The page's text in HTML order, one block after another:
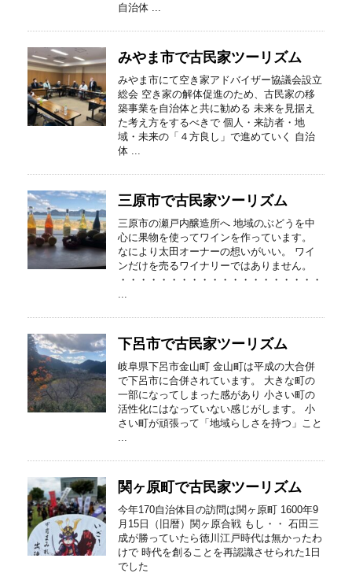
自治体 ...
みやま市で古民家ツーリズム
みやま市にて空き家アドバイザー協議会設立
総会 空き家の解体促進のため、古民家の移
築事業を自治体と共に勧める 未来を見据え
た考え方をするべきで 個人・来訪者・地
域・未来の「４方良し」で進めていく 自治
体 ...
三原市で古民家ツーリズム
三原市の瀬戸内醸造所へ 地域のぶどうを中
心に果物を使ってワインを作っています。
なにより太田オーナーの想いがいい。 ワイ
ンだけを売るワイナリーではありません。
・・・・・・・・・・・・・・・・・・・・
...
下呂市で古民家ツーリズム
岐阜県下呂市金山町 金山町は平成の大合併
で下呂市に合併されています。 大きな町の
一部になってしまった感があり 小さい町の
活性化にはなっていない感じがします。 小
さい町が頑張って「地域らしさを持つ」こと
...
関ヶ原町で古民家ツーリズム
今年170自治体目の訪問は関ヶ原町 1600年9
月15日（旧暦）関ヶ原合戦 もし・・ 石田三
成が勝っていたら徳川江戸時代は無かったわ
けで 時代を創ることを再認識させられた1日
でした